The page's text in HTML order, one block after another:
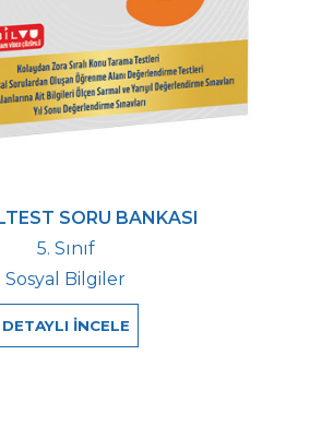
SORU BANKASI
5. Sınıf
Sosyal Bilgiler
DETAYLI İNCELE